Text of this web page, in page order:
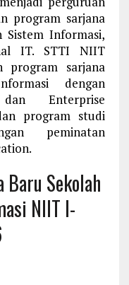
program sarjana
Informasi,
IT. STTI NIIT
program sarjana
dengan
Enterprise
program studi
peminatan
Baru Sekolah
NIIT I-